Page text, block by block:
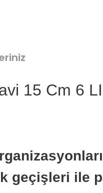
15 Cm 6 LI
geçişleri